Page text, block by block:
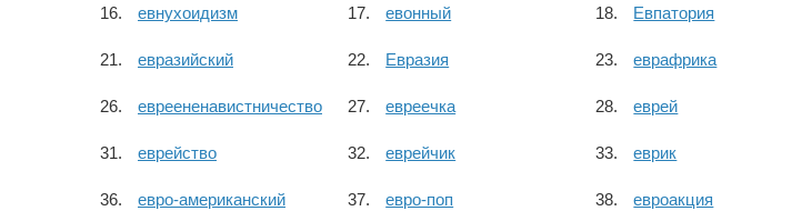
евнухоидизм евонный Евпатория
евразийский Евразия еврафрика
евреененавистничество евреечка еврей
еврейство еврейчик еврик
евро-американский евро-поп евроакция